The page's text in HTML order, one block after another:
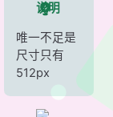
说明
唯一不足是
尺寸只有
512px